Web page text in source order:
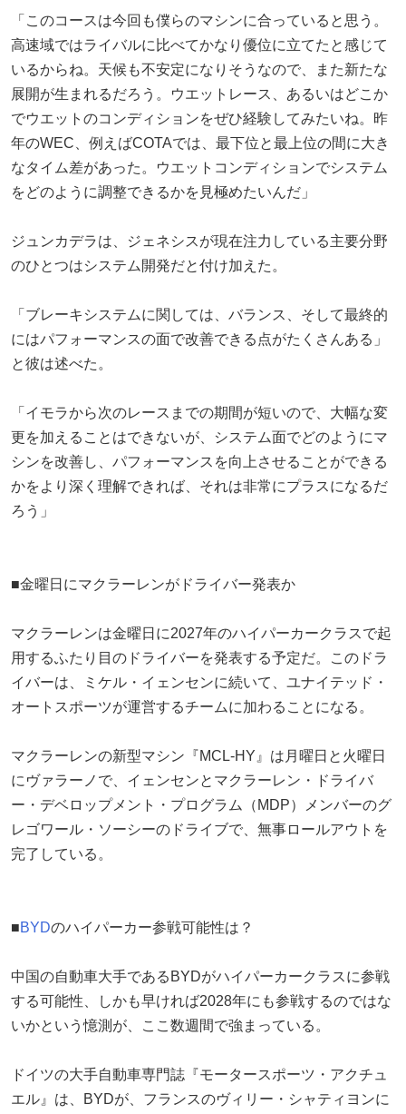
「このコースは今回も僕らのマシンに合っていると思う。
高速域ではライバルに比べてかなり優位に立てたと感じて
いるからね。天候も不安定になりそうなので、また新たな
展開が生まれるだろう。ウエットレース、あるいはどこか
でウエットのコンディションをぜひ経験してみたいね。昨
年のWEC、例えばCOTAでは、最下位と最上位の間に大き
なタイム差があった。ウエットコンディションでシステム
をどのように調整できるかを見極めたいんだ」
ジュンカデラは、ジェネシスが現在注力している主要分野
のひとつはシステム開発だと付け加えた。
「ブレーキシステムに関しては、バランス、そして最終的
にはパフォーマンスの面で改善できる点がたくさんある」
と彼は述べた。
「イモラから次のレースまでの期間が短いので、大幅な変
更を加えることはできないが、システム面でどのようにマ
シンを改善し、パフォーマンスを向上させることができる
かをより深く理解できれば、それは非常にプラスになるだ
ろう」
■金曜日にマクラーレンがドライバー発表か
マクラーレンは金曜日に2027年のハイパーカークラスで起
用するふたり目のドライバーを発表する予定だ。このドラ
イバーは、ミケル・イェンセンに続いて、ユナイテッド・
オートスポーツが運営するチームに加わることになる。
マクラーレンの新型マシン『MCL-HY』は月曜日と火曜日
にヴァラーノで、イェンセンとマクラーレン・ドライバ
ー・デベロップメント・プログラム（MDP）メンバーのグ
レゴワール・ソーシーのドライブで、無事ロールアウトを
完了している。
■BYDのハイパーカー参戦可能性は？
中国の自動車大手であるBYDがハイパーカークラスに参戦
する可能性、しかも早ければ2028年にも参戦するのではな
いかという憶測が、ここ数週間で強まっている。
ドイツの大手自動車専門誌『モータースポーツ・アクチュ
エル』は、BYDが、フランスのヴィリー・シャティヨンに